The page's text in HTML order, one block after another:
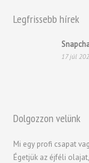
Legfrissebb hírek
17 júl
Dolgozzon velünk
Mi egy profi csapat
Égetjük az éjféli